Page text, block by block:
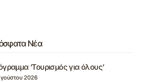
Νέα
‘Τουρισμός για όλους’
2026